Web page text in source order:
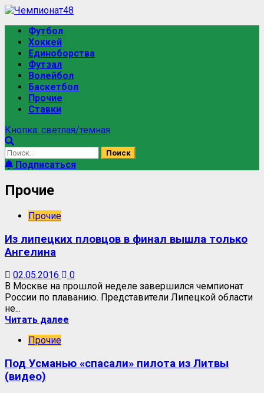
Футбол
Хоккей
Единоборства
Футзал
Волейбол
Баскетбол
Прочие
Ставки
Кнопка: светлая/темная
Подписаться
Прочие
Прочие
Из липецких пловцов в финал вышла только
Ангелина
02.05.2016
0
В Москве на прошлой неделе завершился чемпионат
России по плаванию. Представители Липецкой области
не...
Читать далее
Прочие
Под Усманью «спасали» пилота из Литвы
(видео)